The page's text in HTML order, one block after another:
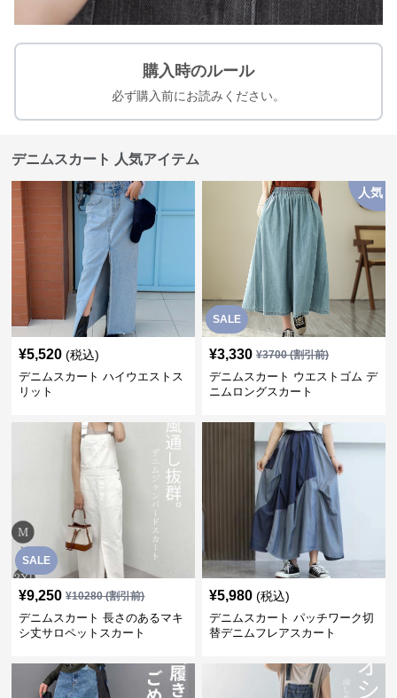
購入時のルール
必ず購入前にお読みください。
デニムスカート 人気アイテム
¥5,520 (税込)
デニムスカート ハイウエストス
リット
SALE
人気
¥3,330 ¥3700(割引前)
デニムスカート ウエストゴム デ
ニムロングスカート
SALE
¥9,250 ¥10280(割引前)
デニムスカート 長さのあるマキ
シ丈サロペットスカート
¥5,980 (税込)
デニムスカート パッチワーク切
替デニムフレアスカート